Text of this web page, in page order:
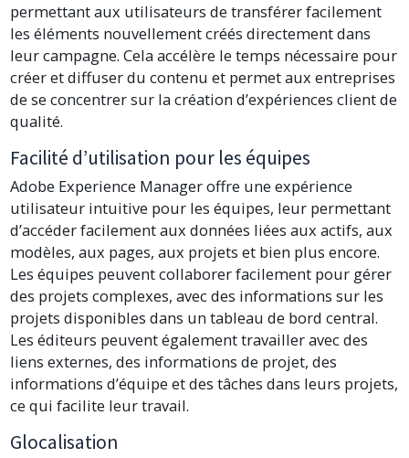
permettant aux utilisateurs de transférer facilement
les éléments nouvellement créés directement dans
leur campagne. Cela accélère le temps nécessaire pour
créer et diffuser du contenu et permet aux entreprises
de se concentrer sur la création d’expériences client de
qualité.
Facilité d’utilisation pour les équipes
Adobe Experience Manager offre une expérience
utilisateur intuitive pour les équipes, leur permettant
d’accéder facilement aux données liées aux actifs, aux
modèles, aux pages, aux projets et bien plus encore.
Les équipes peuvent collaborer facilement pour gérer
des projets complexes, avec des informations sur les
projets disponibles dans un tableau de bord central.
Les éditeurs peuvent également travailler avec des
liens externes, des informations de projet, des
informations d’équipe et des tâches dans leurs projets,
ce qui facilite leur travail.
Glocalisation